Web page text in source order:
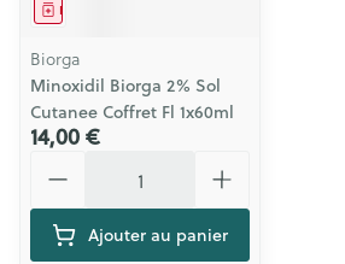
Médicament
Biorga
Minoxidil Biorga 2% Sol
Cutanee Coffret Fl 1x60ml
14,00 €
Ajouter au panier